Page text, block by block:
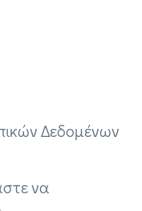
Δεδομένων
να